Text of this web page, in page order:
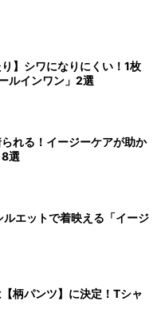
り】シワになりにくい！1枚
ルインワン」2選
れる！イージーケアが助か
8選
ルエットで着映える「イージ
柄パンツ】に決定！Tシャ